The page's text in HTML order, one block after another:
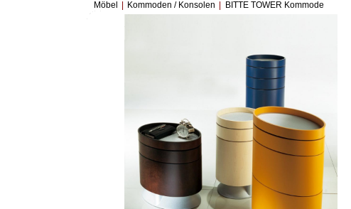
Möbel Kommoden / Konsolen BITTE TOWER Kommode